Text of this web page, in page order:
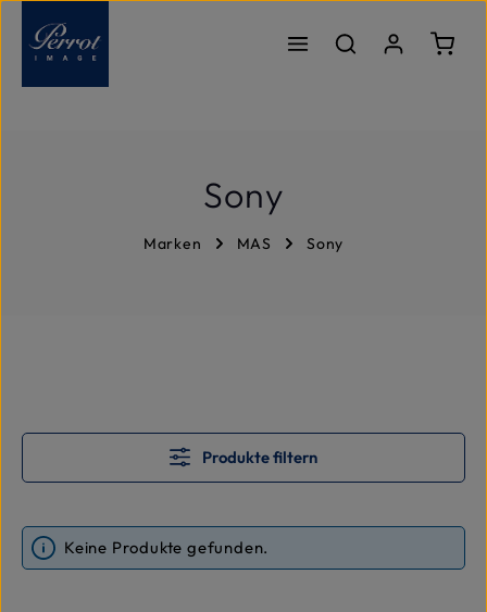
Zum Hauptinhalt springen
Sony
Marken MAS Sony
Produkte filtern
Keine Produkte gefunden.